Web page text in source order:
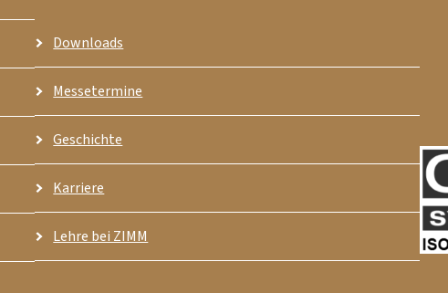
Downloads
Messetermine
Geschichte
Karriere
Lehre bei ZIMM